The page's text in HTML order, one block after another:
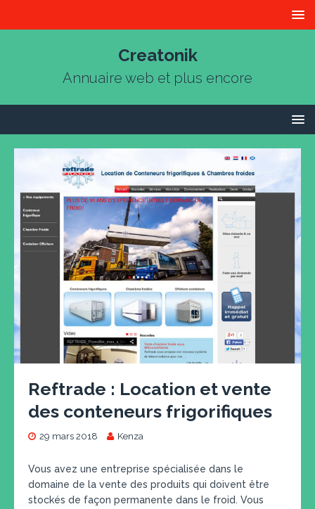
Creatonik
Annuaire web et plus encore
Reftrade : Location et vente
des conteneurs frigorifiques
29 mars 2018 Kenza
Vous avez une entreprise spécialisée dans le
domaine de la vente des produits qui doivent être
stockés de façon permanente dans le froid. Vous